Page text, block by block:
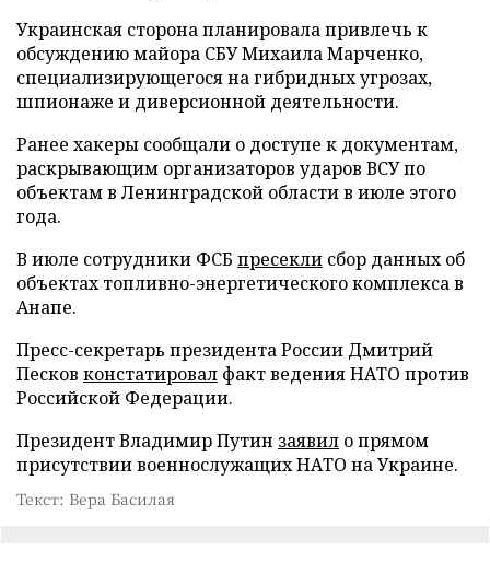
Украинская сторона планировала привлечь к
обсуждению майора СБУ Михаила Марченко,
специализирующегося на гибридных угрозах,
шпионаже и диверсионной деятельности.
Ранее хакеры сообщали о доступе к документам,
раскрывающим организаторов ударов ВСУ по
объектам в Ленинградской области в июле этого
года.
В июле сотрудники ФСБ пресекли сбор данных об
объектах топливно-энергетического комплекса в
Анапе.
Пресс-секретарь президента России Дмитрий
Песков констатировал факт ведения НАТО против
Российской Федерации.
Президент Владимир Путин заявил о прямом
присутствии военнослужащих НАТО на Украине.
Текст: Вера Басилая